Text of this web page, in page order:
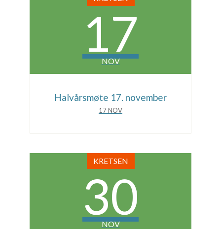
17
NOV
Halvårsmøte 17. november
17 NOV
KRETSEN
30
NOV